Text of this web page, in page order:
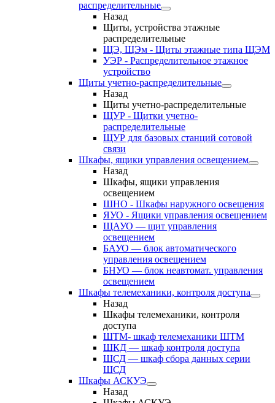
распределительные
Назад
Щиты, устройства этажные
распределительные
ЩЭ, ЩЭм - Щиты этажные типа ЩЭМ
УЭР - Распределительное этажное
устройство
Щиты учетно-распределительные
Назад
Щиты учетно-распределительные
ЩУР - Щитки учетно-
распределительные
ЩУР для базовых станций сотовой
связи
Шкафы, ящики управления освещением
Назад
Шкафы, ящики управления
освещением
ШНО - Шкафы наружного освещения
ЯУО - Ящики управления освещением
ЩАУО — щит управления
освещением
БАУО — блок автоматического
управления освещением
БНУО — блок неавтомат. управления
освещением
Шкафы телемеханики, контроля доступа
Назад
Шкафы телемеханики, контроля
доступа
ШТМ- шкаф телемеханики ШТМ
ШКД — шкаф контроля доступа
ШСД — шкаф сбора данных серии
ШСД
Шкафы АСКУЭ
Назад